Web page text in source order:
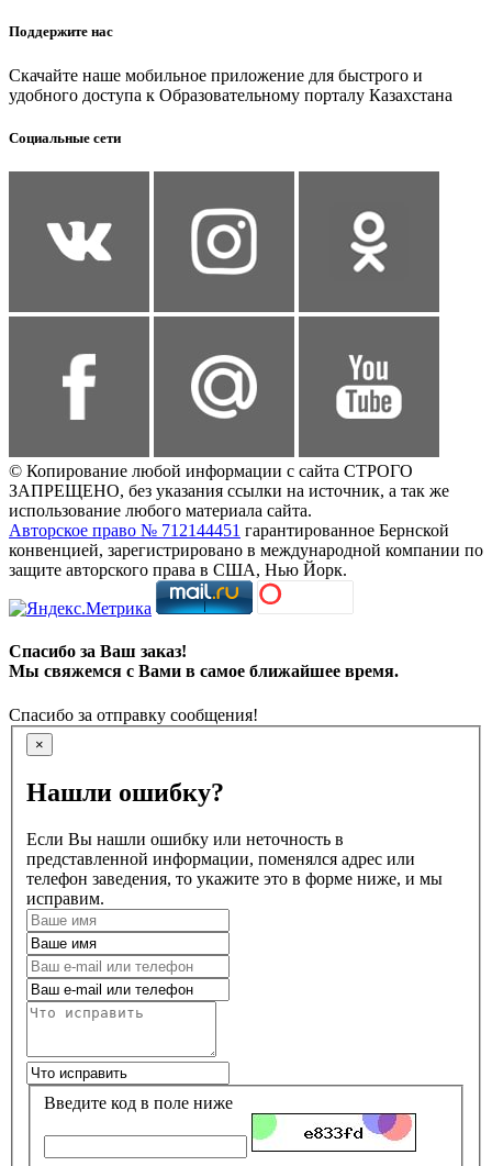
Поддержите нас
Скачайте наше мобильное приложение для быстрого и
удобного доступа к Образовательному порталу Казахстана
Социальные сети
© Копирование любой информации с сайта СТРОГО
ЗАПРЕЩЕНО, без указания ссылки на источник, а так же
использование любого материала сайта.
Авторское право № 712144451 гарантированное Бернской
конвенцией, зарегистрировано в международной компании по
защите авторского права в США, Нью Йорк.
Спасибо за Ваш заказ!
Мы свяжемся с Вами в самое ближайшее время.
Спасибо за отправку сообщения!
×
Нашли ошибку?
Если Вы нашли ошибку или неточность в
представленной информации, поменялся адрес или
телефон заведения, то укажите это в форме ниже, и мы
исправим.
Введите код в поле ниже